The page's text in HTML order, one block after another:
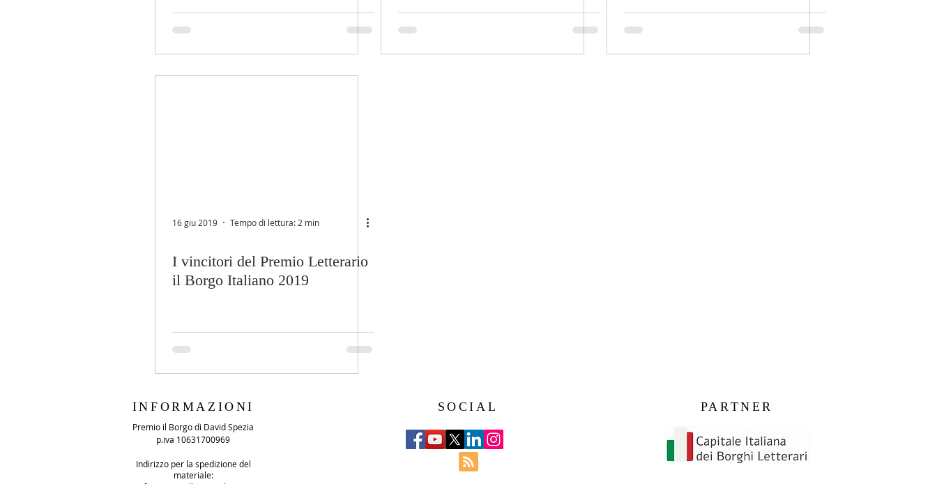
16 giu 2019 Tempo di lettura: 2 min
I vincitori del Premio Letterario
il Borgo Italiano 2019
INFORMAZIONI
Premio il Borgo di David Spezia
p.iva 10631700969
Indirizzo per la spedizione del
materiale:
SOCIAL PARTNER